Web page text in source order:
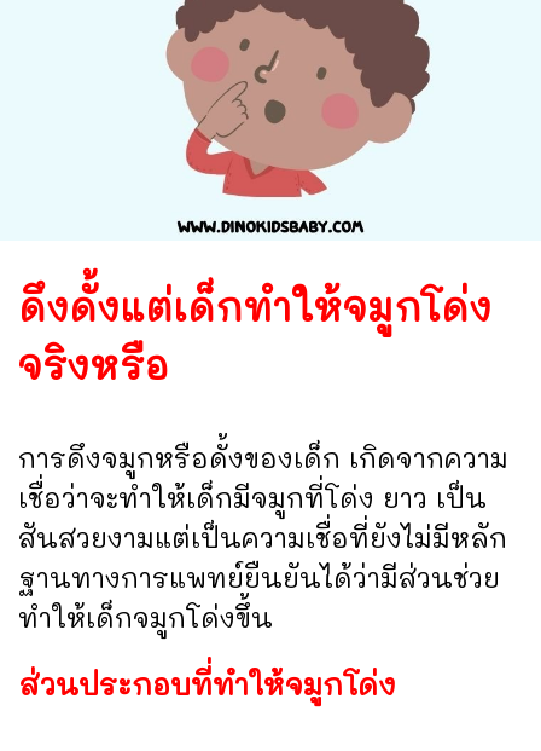
ดึงดั้งแต่เด็กทำให้จมูกโด่ง
จริงหรือ
การดึงจมูกหรือดั้งของเด็ก เกิดจากความ
เชื่อว่าจะทำให้เด็กมีจมูกที่โด่ง ยาว เป็น
สันสวยงามแต่เป็นความเชื่อที่ยังไม่มีหลัก
ฐานทางการแพทย์ยืนยันได้ว่ามีส่วนช่วย
ทำให้เด็กจมูกโด่งขึ้น
ส่วนประกอบที่ทำให้จมูกโด่ง